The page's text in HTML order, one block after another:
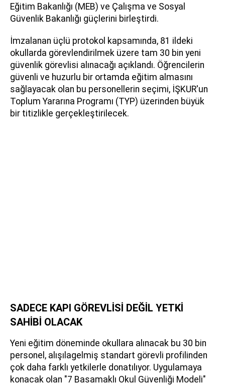
Eğitim Bakanlığı (MEB) ve Çalışma ve Sosyal
Güvenlik Bakanlığı güçlerini birleştirdi.
İmzalanan üçlü protokol kapsamında, 81 ildeki
okullarda görevlendirilmek üzere tam 30 bin yeni
güvenlik görevlisi alınacağı açıklandı. Öğrencilerin
güvenli ve huzurlu bir ortamda eğitim almasını
sağlayacak olan bu personellerin seçimi, İŞKUR'un
Toplum Yararına Programı (TYP) üzerinden büyük
bir titizlikle gerçekleştirilecek.
SADECE KAPI GÖREVLİSİ DEĞİL YETKİ
SAHİBİ OLACAK
Yeni eğitim döneminde okullara alınacak bu 30 bin
personel, alışılagelmiş standart görevli profilinden
çok daha farklı yetkilerle donatılıyor. Uygulamaya
konacak olan "7 Basamaklı Okul Güvenliği Modeli"